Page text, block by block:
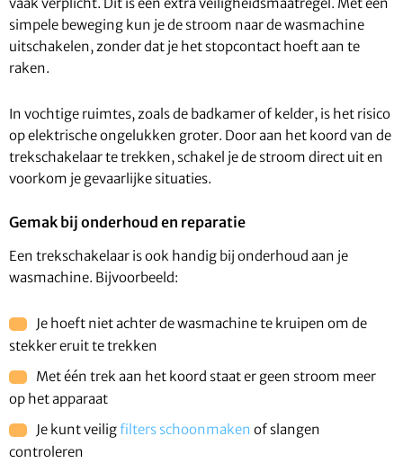
simpele beweging kun je de stroom naar de wasmachine
uitschakelen, zonder dat je het stopcontact hoeft aan te
raken.
In vochtige ruimtes, zoals de badkamer of kelder, is het risico
op elektrische ongelukken groter. Door aan het koord van de
trekschakelaar te trekken, schakel je de stroom direct uit en
voorkom je gevaarlijke situaties.
Gemak bij onderhoud en reparatie
Een trekschakelaar is ook handig bij onderhoud aan je
wasmachine. Bijvoorbeeld:
Je hoeft niet achter de wasmachine te kruipen om de
stekker eruit te trekken
Met één trek aan het koord staat er geen stroom meer
op het apparaat
Je kunt veiligfilters schoonmaken of slangen
controleren